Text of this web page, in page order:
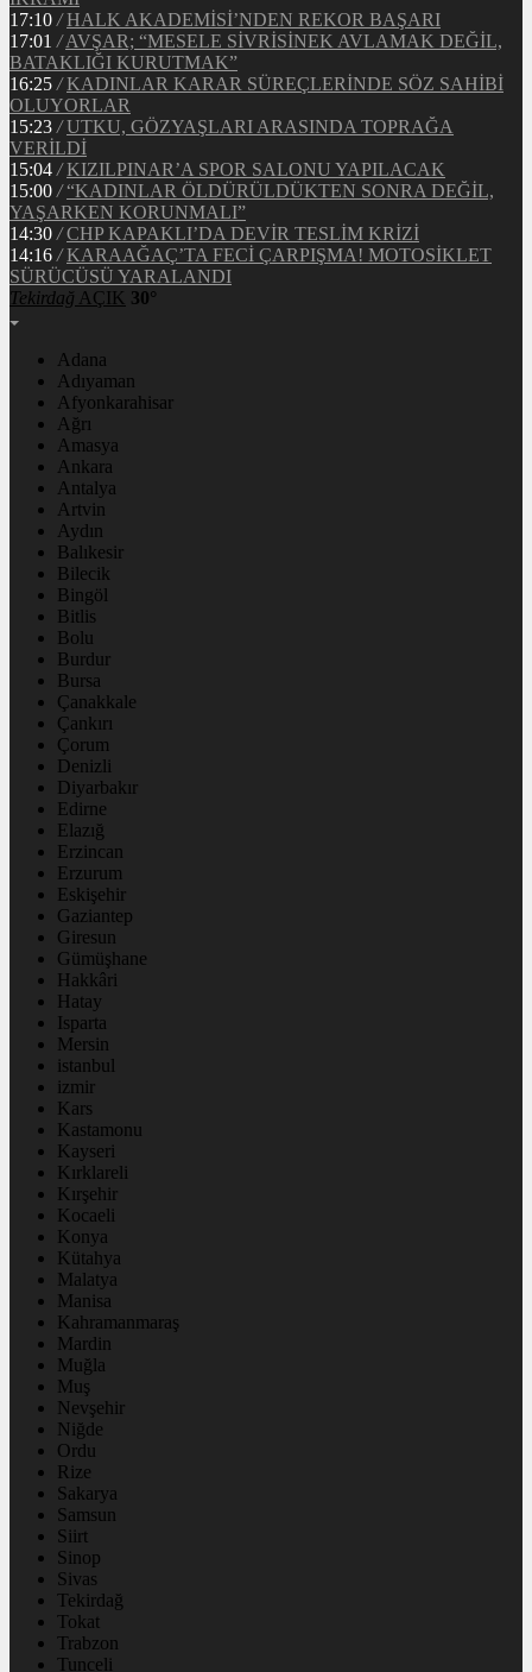
17:10 / HALK AKADEMİSİ’NDEN REKOR BAŞARI
17:01 / AVŞAR; “MESELE SİVRİSİNEK AVLAMAK DEĞİL,
BATAKLIĞI KURUTMAK”
16:25 / KADINLAR KARAR SÜREÇLERİNDE SÖZ SAHİBİ
OLUYORLAR
15:23 / UTKU, GÖZYAŞLARI ARASINDA TOPRAĞA
VERİLDİ
15:04 / KIZILPINAR’A SPOR SALONU YAPILACAK
15:00 / “KADINLAR ÖLDÜRÜLDÜKTEN SONRA DEĞİL,
YAŞARKEN KORUNMALI”
14:30 / CHP KAPAKLI’DA DEVİR TESLİM KRİZİ
14:16 / KARAAĞAÇ’TA FECİ ÇARPIŞMA! MOTOSİKLET
SÜRÜCÜSÜ YARALANDI
Tekirdağ AÇIK 30°
Adana
Adıyaman
Afyonkarahisar
Ağrı
Amasya
Ankara
Antalya
Artvin
Aydın
Balıkesir
Bilecik
Bingöl
Bitlis
Bolu
Burdur
Bursa
Çanakkale
Çankırı
Çorum
Denizli
Diyarbakır
Edirne
Elazığ
Erzincan
Erzurum
Eskişehir
Gaziantep
Giresun
Gümüşhane
Hakkâri
Hatay
Isparta
Mersin
istanbul
izmir
Kars
Kastamonu
Kayseri
Kırklareli
Kırşehir
Kocaeli
Konya
Kütahya
Malatya
Manisa
Kahramanmaraş
Mardin
Muğla
Muş
Nevşehir
Niğde
Ordu
Rize
Sakarya
Samsun
Siirt
Sinop
Sivas
Tekirdağ
Tokat
Trabzon
Tunceli